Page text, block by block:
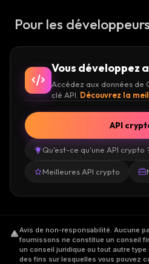
Pour les
Vous développez
Accédez aux données de
clé API. Découvrez la
Qu'est-ce qu'une API crypto
Meilleures API crypto
API
Avis de non-responsabilité. Aucune
fournissons ne constitue un conseil
un conseil juridique ou tout autre
des fins sur lesquelles vous pouvez